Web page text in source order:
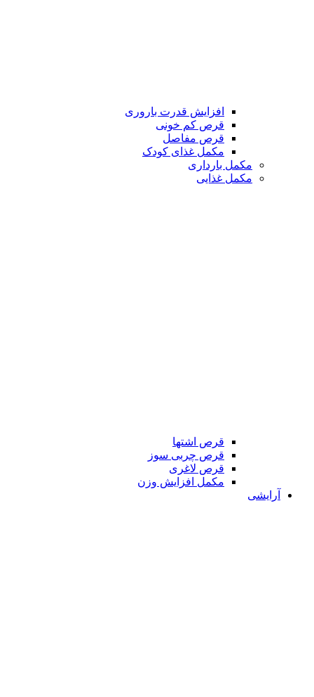
افزایش قدرت باروری
قرص کم خونی
قرص مفاصل
مکمل غذای کودک
مکمل بارداری
مکمل غذایی
قرص اشتها
قرص چربی سوز
قرص لاغری
مکمل افزایش وزن
آرایشی